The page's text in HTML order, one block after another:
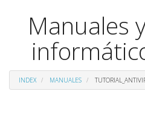
Manuales
INDEX MANUALES